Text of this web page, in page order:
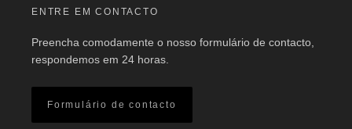
ENTRE EM CONTACTO
Preencha comodamente o nosso formulário de contacto,
respondemos em 24 horas.
Formulário de contacto